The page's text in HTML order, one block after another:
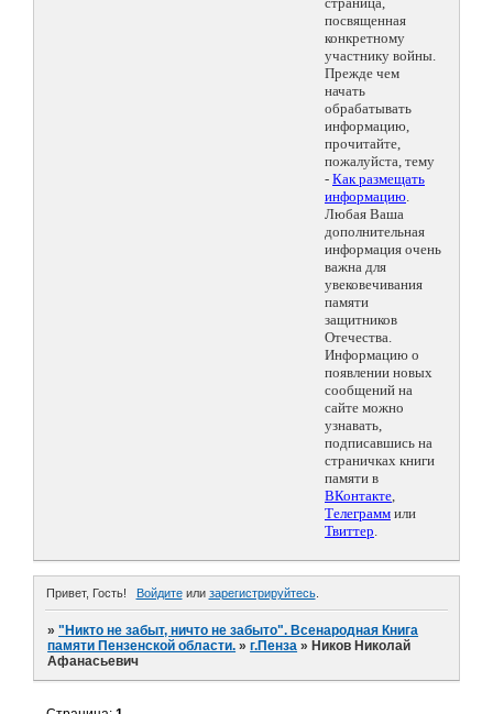
посвященная
конкретному
участнику войны.
Прежде чем
начать
обрабатывать
информацию,
прочитайте,
пожалуйста, тему
- Как размещать
информацию.
Любая Ваша
дополнительная
информация очень
важна для
увековечивания
памяти
защитников
Отечества.
Информацию о
появлении новых
сообщений на
сайте можно
узнавать,
подписавшись на
страничках книги
памяти в
ВКонтакте,
Телеграмм или
Твиттер.
Привет, Гость! Войдитеили зарегистрируйтесь.
»"Никто не забыт, ничто не забыто". Всенародная Книга
памяти Пензенской области. »г.Пенза » Ников Николай
Афанасьевич